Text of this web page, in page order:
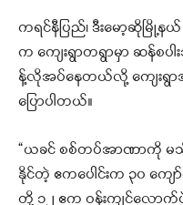
ကရင်နီပြည်၊ ဒီးမော့ဆိုမ
က ကျေးရွာတရွာမှာ ဆန်စပ
န့်လိုအပ်နေတယ်လို့ ကျေးရွာ
ပြောပါတယ်။
“ယခင် စစ်တပ်အာဏာကို မသိ
နိုင်တဲ့ ဧကပေါင်းက ၃၀ ကျ
တို့ ၁၂ ဧက ဝန်းကျင်လော